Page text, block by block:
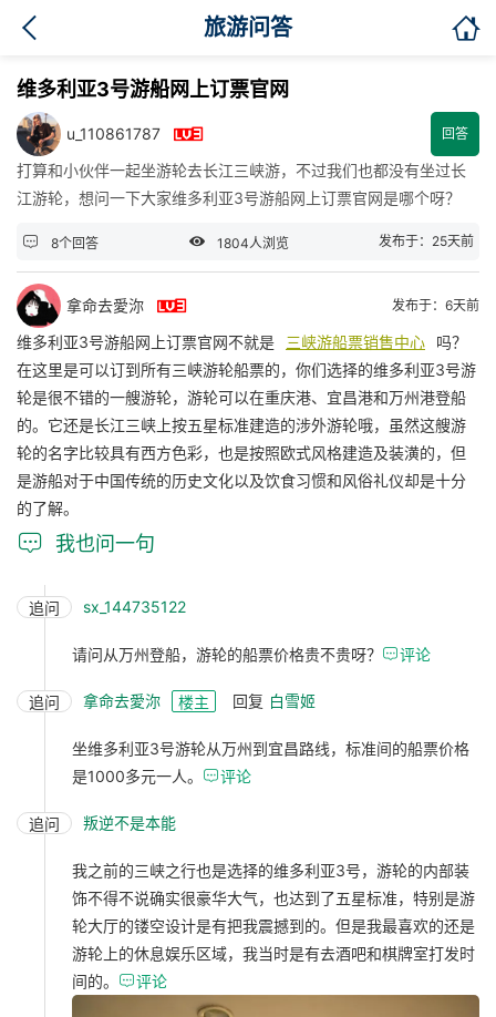
旅游问答 
维多利亚3号游船网上订票官网
u_110861787  回答
打算和小伙伴一起坐游轮去长江三峡游，不过我们也都没有坐过长
江游轮，想问一下大家维多利亚3号游船网上订票官网是哪个呀？
 8个回答  1804人浏览 发布于：25天前
拿命去愛沵  发布于：6天前
维多利亚3号游船网上订票官网不就是 三峡游船票销售中心
吗？
在这里是可以订到所有三峡游轮船票的，你们选择的维多利亚3号游
轮是很不错的一艘游轮，游轮可以在重庆港、宜昌港和万州港登船
的。它还是长江三峡上按五星标准建造的涉外游轮哦，虽然这艘游
轮的名字比较具有西方色彩，也是按照欧式风格建造及装潢的，但
是游船对于中国传统的历史文化以及饮食习惯和风俗礼仪却是十分
的了解。
 我也问一句
追问 sx_144735122
请问从万州登船，游轮的船票价格贵不贵呀？ 评论
追问 拿命去愛沵 楼主 回复 白雪姬
坐维多利亚3号游轮从万州到宜昌路线，标准间的船票价格
是1000多元一人。 评论
追问 叛逆不是本能
我之前的三峡之行也是选择的维多利亚3号，游轮的内部装
饰不得不说确实很豪华大气，也达到了五星标准，特别是游
轮大厅的镂空设计是有把我震撼到的。但是我最喜欢的还是
游轮上的休息娱乐区域，我当时是有去酒吧和棋牌室打发时
间的。 评论